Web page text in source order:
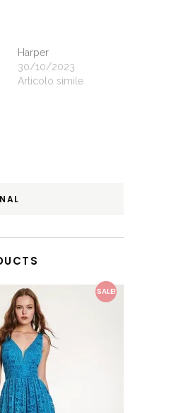
Harper
30/10/2023
Articolo simile
SALE!
This product has multiple variants. The options may be chosen on the product page